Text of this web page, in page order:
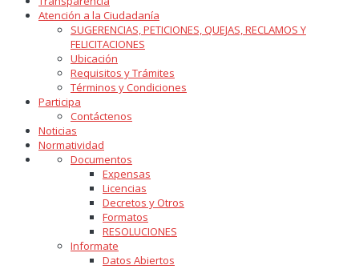
Atención a la Ciudadanía
SUGERENCIAS, PETICIONES, QUEJAS, RECLAMOS Y
FELICITACIONES
Ubicación
Requisitos y Trámites
Términos y Condiciones
Participa
Contáctenos
Noticias
Normatividad
Documentos
Expensas
Licencias
Decretos y Otros
Formatos
RESOLUCIONES
Informate
Datos Abiertos